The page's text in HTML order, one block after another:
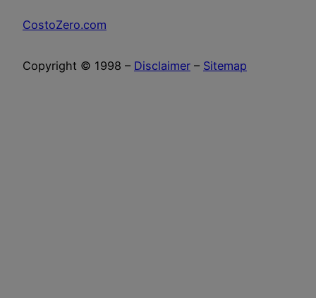
CostoZero.com
Copyright © 1998 – Disclaimer – Sitemap